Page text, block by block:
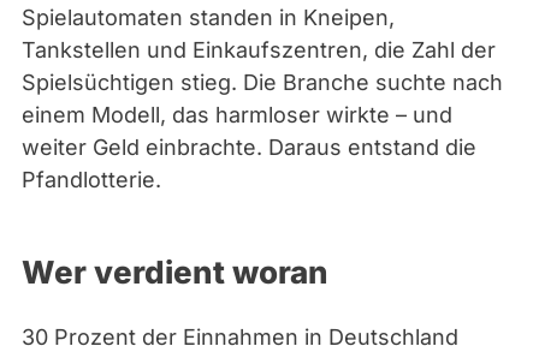
n
t
Spielautomaten standen in Kneipen,
Tankstellen und Einkaufszentren, die Zahl der
Spielsüchtigen stieg. Die Branche suchte nach
einem Modell, das harmloser wirkte – und
weiter Geld einbrachte. Daraus entstand die
Pfandlotterie.
Wer verdient woran
30 Prozent der Einnahmen in Deutschland